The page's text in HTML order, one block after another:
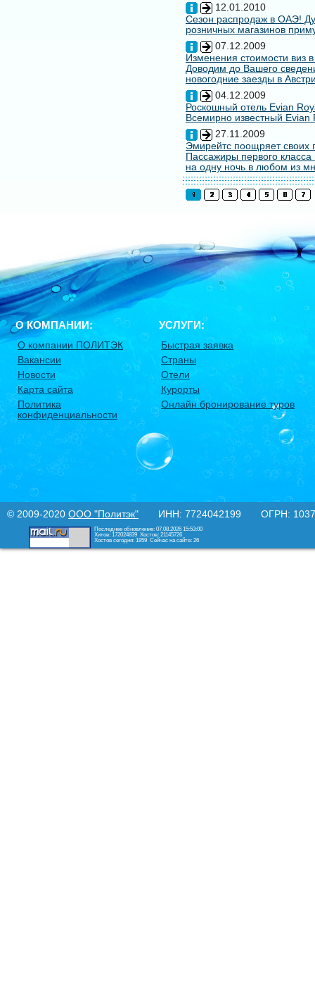
12.01.2010
Сезон распродаж в ОАЭ!
розничных магазинов
07.12.2009
Изменения стоимости виз
Доводим до Вашего
новогодние заезды в
04.12.2009
Роскошный отель Evian
Всемирно известный
27.11.2009
Эмирейтс поощряет своих
Пассажиры первого
на одну ночь в любом из
О КОМПАНИИ:
О компании ПОЛИТЭК
Вакансии
Новости
Карта сайта
Политика
конфиденциальности
УСЛУГИ:
Быстрая заявка
Страны
Отели
Курорты
Онлайн бронирование туров
© 2009-2020 ООО "Политэк" ИНН: 7724042199 ОГРН:
Последнее обновление: 07.08.2026 15:53:00
Хитов: 172024839 Хостов: 21145726
Хостов сегодня: 1959 Сейчас на сайте: 26